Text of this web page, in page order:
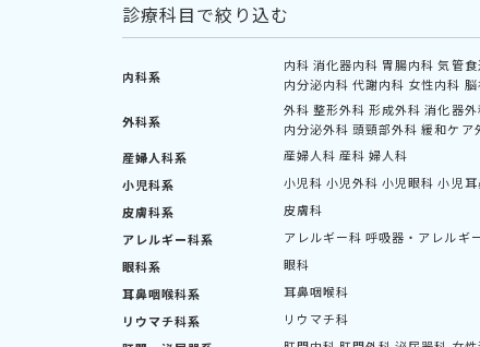
診療科目で絞り込む
内科系
内科 消化器内科 胃腸内科 気管
内分泌内科 代謝内科 女性内科
外科系
外科 整形外科 形成外科 消化器外
内分泌外科 頭頸部外科 緩和ケア
産婦人科系
産婦人科 産科 婦人科
小児科系
小児科 小児外科 小児眼科 小児
皮膚科系
皮膚科
アレルギー科系
アレルギー科 呼吸器・アレルギ
眼科系
眼科
耳鼻咽喉科系
耳鼻咽喉科
リウマチ科系
リウマチ科